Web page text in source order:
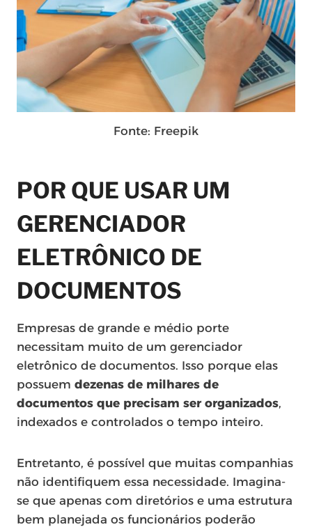
Fonte: Freepik
POR QUE USAR UM
GERENCIADOR
ELETRÔNICO DE
DOCUMENTOS
Empresas de grande e médio porte
necessitam muito de um gerenciador
eletrônico de documentos. Isso porque elas
possuem dezenas de milhares de
documentos que precisam ser organizados,
indexados e controlados o tempo inteiro.
Entretanto, é possível que muitas companhias
não identifiquem essa necessidade. Imagina-
se que apenas com diretórios e uma estrutura
bem planejada os funcionários poderão